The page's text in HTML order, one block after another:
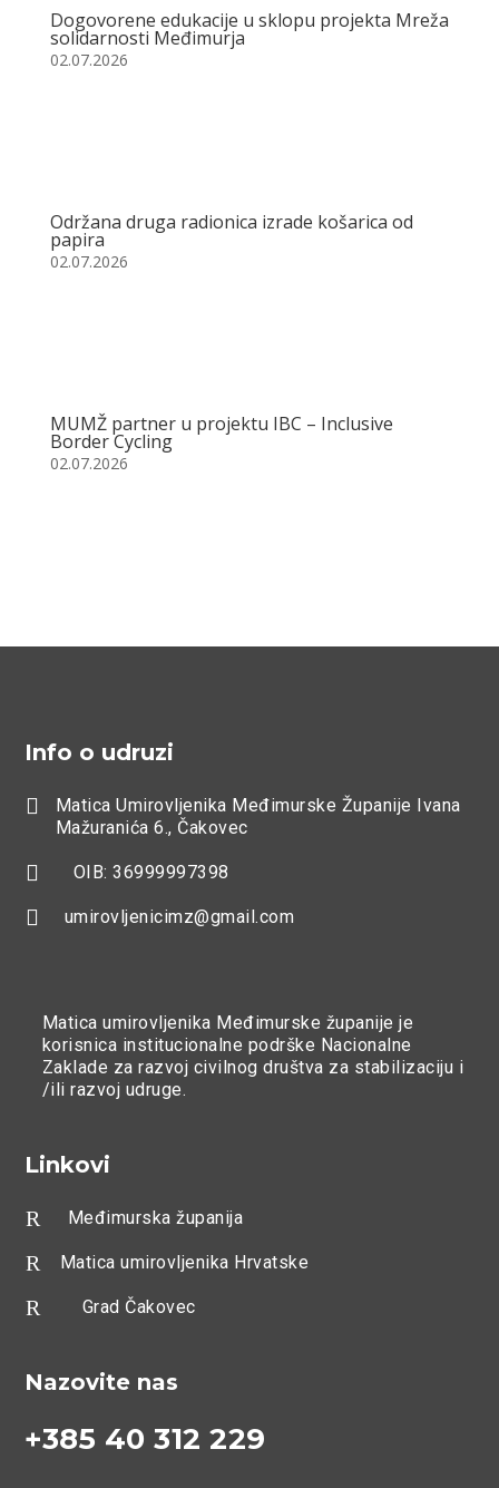
Dogovorene edukacije u sklopu projekta Mreža
solidarnosti Međimurja
02.07.2026
Održana druga radionica izrade košarica od
papira
02.07.2026
MUMŽ partner u projektu IBC – Inclusive
Border Cycling
02.07.2026
Info o udruzi

Matica Umirovljenika Međimurske Županije Ivana
Mažuranića 6., Čakovec
 OIB: 36999997398
 umirovljenicimz@gmail.com
Matica umirovljenika Međimurske županije je
korisnica institucionalne podrške Nacionalne
Zaklade za razvoj civilnog društva za stabilizaciju i
/ili razvoj udruge.
Linkovi
R Međimurska županija
R Matica umirovljenika Hrvatske
R Grad Čakovec
Nazovite nas
+385 40 312 229